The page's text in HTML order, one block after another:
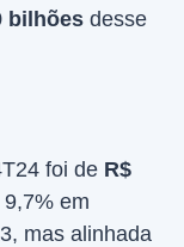
bilhões desse
foi de R$
em
mas alinhada